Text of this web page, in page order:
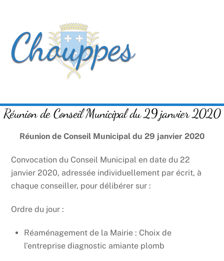
content
Réunion de Conseil Municipal du 29 janvier 2020
Réunion de Conseil Municipal du 29 janvier 2020
Convocation du Conseil Municipal en date du 22
janvier 2020, adressée individuellement par écrit, à
chaque conseiller, pour délibérer sur :
Ordre du jour :
Réaménagement de la Mairie : Choix de
l’entreprise diagnostic amiante plomb